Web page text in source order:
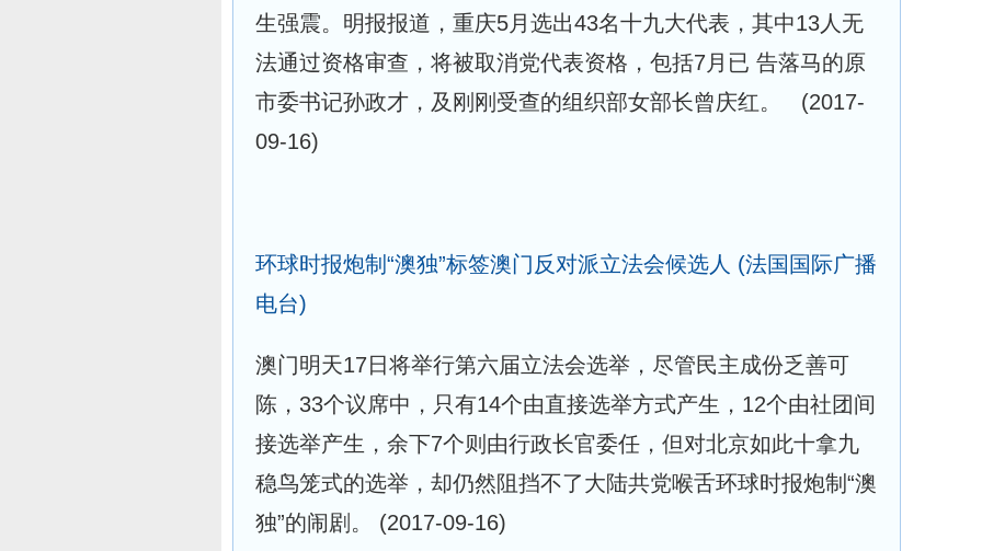
生强震。明报报道，重庆5月选出43名十九大代表，其中13人无
法通过资格审查，将被取消党代表资格，包括7月已 告落马的原
市委书记孙政才，及刚刚受查的组织部女部长曾庆红。 (2017-
09-16)
环球时报炮制“澳独”标签澳门反对派立法会候选人 (法国国际广播
电台)
澳门明天17日将举行第六届立法会选举，尽管民主成份乏善可
陈，33个议席中，只有14个由直接选举方式产生，12个由社团间
接选举产生，余下7个则由行政长官委任，但对北京如此十拿九
稳鸟笼式的选举，却仍然阻挡不了大陆共党喉舌环球时报炮制“澳
独”的闹剧。 (2017-09-16)